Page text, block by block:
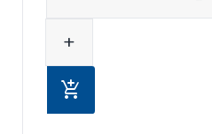
add
add_shopping_cart